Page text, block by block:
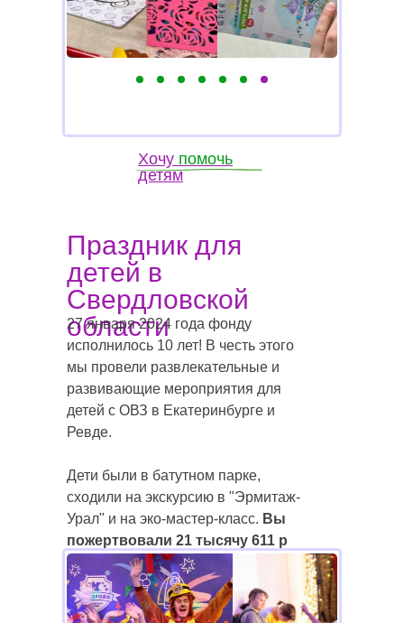
Хочу помочь
детям
Праздник для
детей в
Свердловской
области
27 января 2024 года фонду
исполнилось 10 лет! В честь этого
мы провели развлекательные и
развивающие мероприятия для
детей с ОВЗ в Екатеринбурге и
Ревде.
Дети были в батутном парке,
сходили на экскурсию в "Эрмитаж-
Урал" и на эко-мастер-класс. Вы
пожертвовали 21 тысячу 611 р